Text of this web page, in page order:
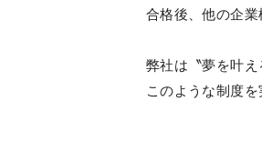
合格後、他の企業
弊社は〝夢を叶え
このような制度を